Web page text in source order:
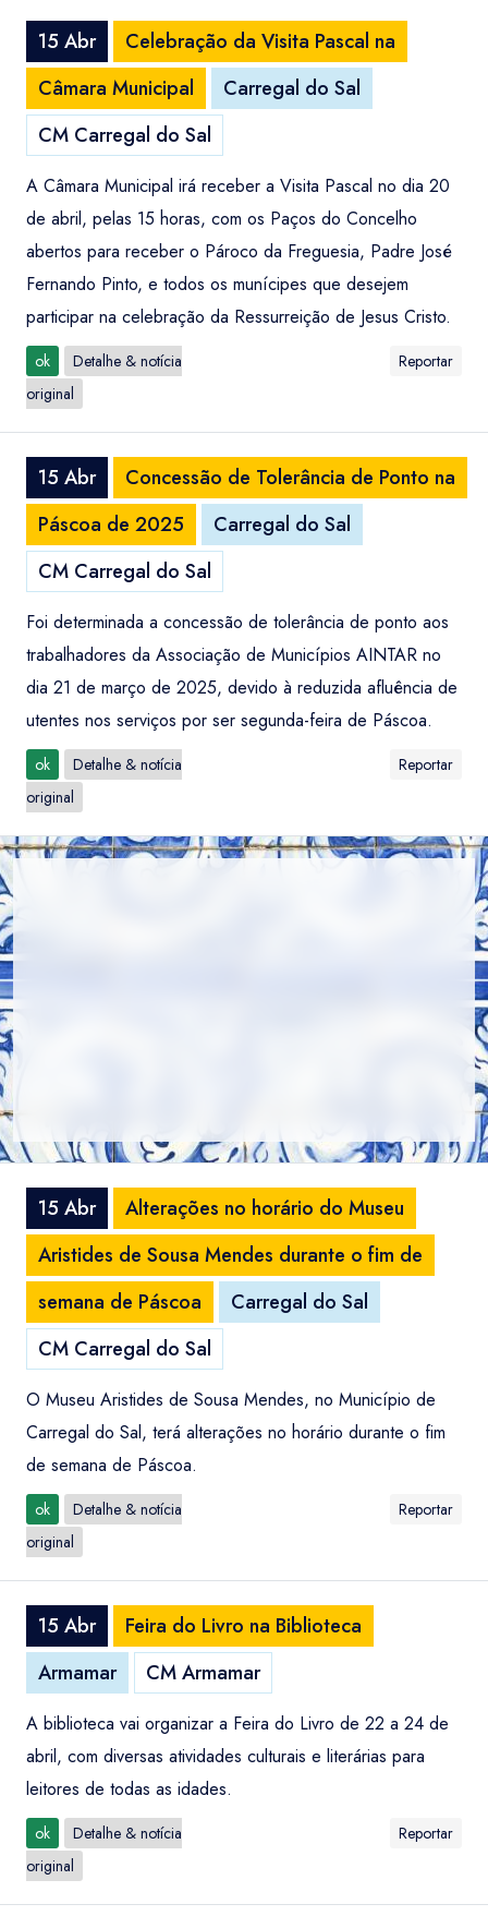
15 Abr
Celebração da Visita Pascal na
Câmara Municipal
Carregal do Sal
CM Carregal do Sal
A Câmara Municipal irá receber a Visita Pascal no dia 20
de abril, pelas 15 horas, com os Paços do Concelho
abertos para receber o Pároco da Freguesia, Padre José
Fernando Pinto, e todos os munícipes que desejem
participar na celebração da Ressurreição de Jesus Cristo.
ok
Detalhe & notícia
original
Reportar
15 Abr
Concessão de Tolerância de Ponto na
Páscoa de 2025
Carregal do Sal
CM Carregal do Sal
Foi determinada a concessão de tolerância de ponto aos
trabalhadores da Associação de Municípios AINTAR no
dia 21 de março de 2025, devido à reduzida afluência de
utentes nos serviços por ser segunda-feira de Páscoa.
ok
Detalhe & notícia
original
Reportar
15 Abr
Alterações no horário do Museu
Aristides de Sousa Mendes durante o fim de
semana de Páscoa
Carregal do Sal
CM Carregal do Sal
O Museu Aristides de Sousa Mendes, no Município de
Carregal do Sal, terá alterações no horário durante o fim
de semana de Páscoa.
ok
Detalhe & notícia
original
Reportar
15 Abr
Feira do Livro na Biblioteca
Armamar
CM Armamar
A biblioteca vai organizar a Feira do Livro de 22 a 24 de
abril, com diversas atividades culturais e literárias para
leitores de todas as idades.
ok
Detalhe & notícia
original
Reportar